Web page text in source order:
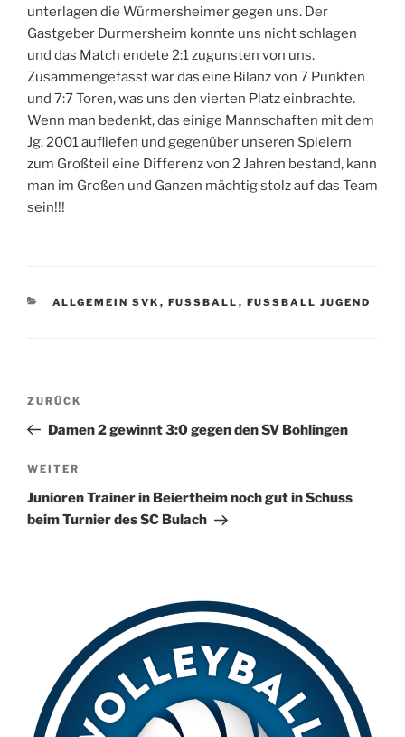
unterlagen die Würmersheimer gegen uns. Der
Gastgeber Durmersheim konnte uns nicht schlagen
und das Match endete 2:1 zugunsten von uns.
Zusammengefasst war das eine Bilanz von 7 Punkten
und 7:7 Toren, was uns den vierten Platz einbrachte.
Wenn man bedenkt, das einige Mannschaften mit dem
Jg. 2001 aufliefen und gegenüber unseren Spielern
zum Großteil eine Differenz von 2 Jahren bestand, kann
man im Großen und Ganzen mächtig stolz auf das Team
sein!!!
KATEGORIEN
ALLGEMEIN SVK , FUSSBALL , FUSSBALL JUGEND
Beitragsnavigation
Vorheriger
Beitrag
ZURÜCK
Damen 2 gewinnt 3:0 gegen den SV Bohlingen
Nächster
Beitrag
WEITER
Junioren Trainer in Beiertheim noch gut in Schuss
beim Turnier des SC Bulach